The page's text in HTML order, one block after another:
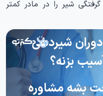
شیر را در مادر کمتر
دوران شیردهی
بزنه؟
بشه مشاوره